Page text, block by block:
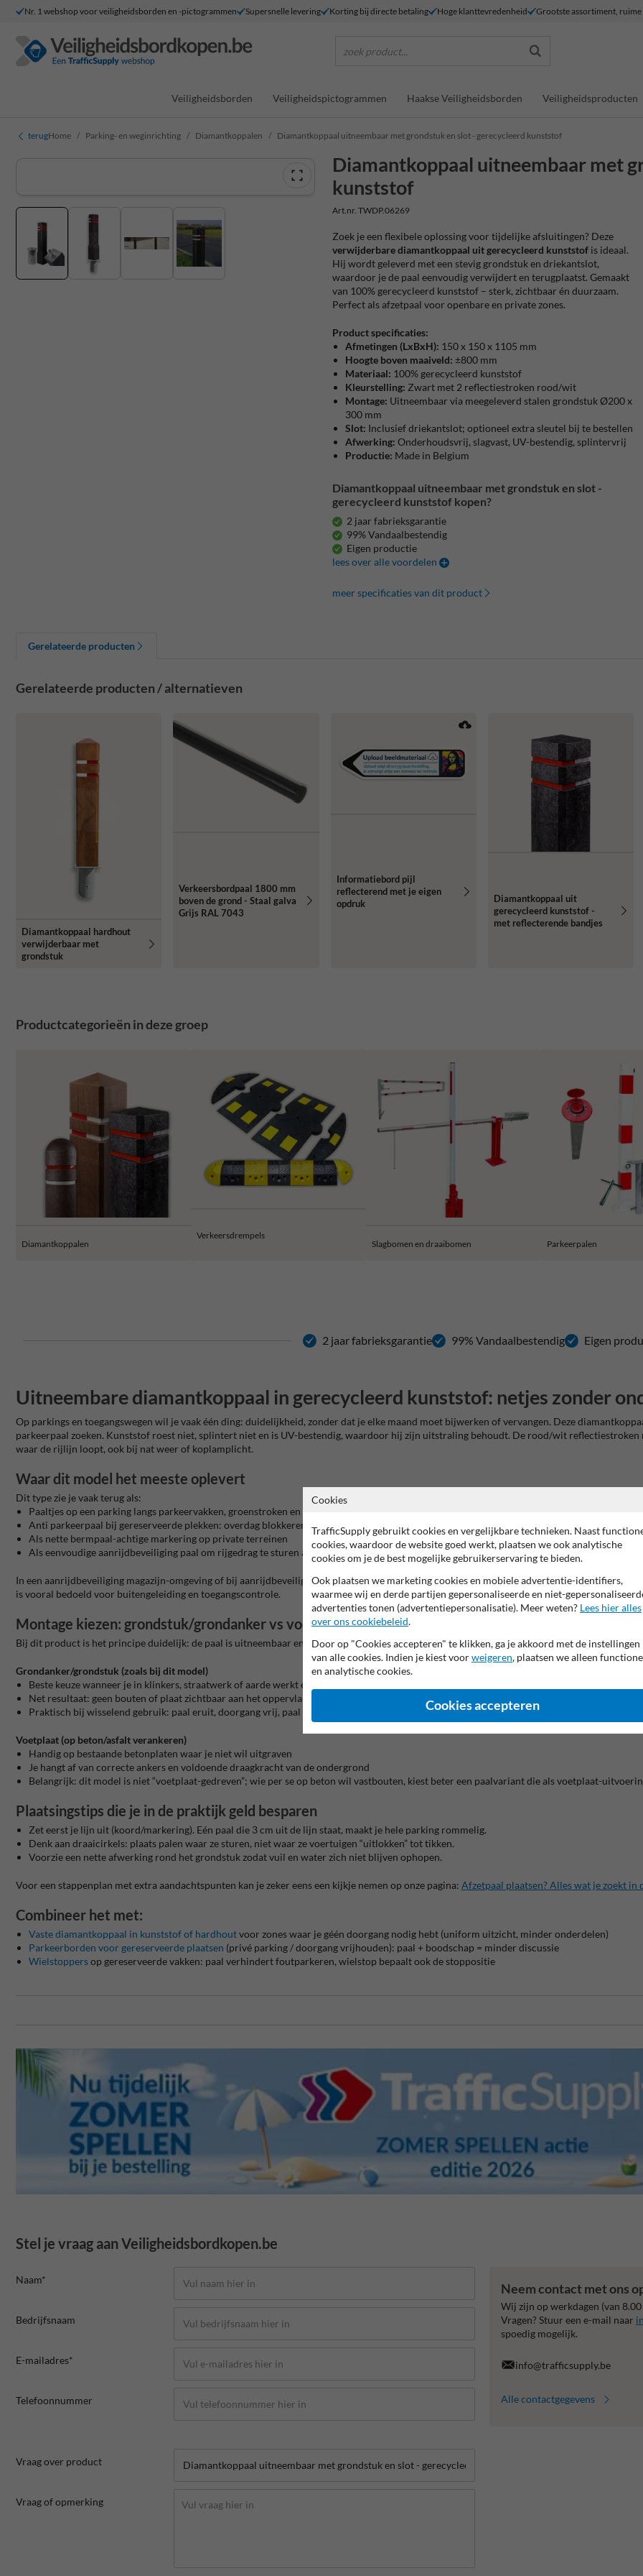
Nr. 1 webshop voor veiligheidsborden en -pictogrammen Supersnelle levering Korting bij directe betaling Hoge klanttevredenheid Grootste assortiment,
zoek product...
Veiligheidsborden Veiligheidspictogrammen Haakse Veiligheidsborden Veiligheidsproducten
terugHome Parking- en weginrichting Diamantkoppalen Diamantkoppaal uitneembaar met grondstuk en slot - gerecycleerd kunststof
Diamantkoppaal uitneembaar met
kunststof
Art.nr. TWDP.06269
Zoek je een flexibele oplossing voor tijdelijke afsluitingen? Deze
verwijderbare diamantkoppaal uit gerecycleerd kunststof is ideaal.
Hij wordt geleverd met een stevig grondstuk en driekantslot,
waardoor je de paal eenvoudig verwijdert en terugplaatst. Gemaakt
van 100% gerecycleerd kunststof – sterk, zichtbaar én duurzaam.
Perfect als afzetpaal voor openbare en private zones.
Product specificaties:
Afmetingen (LxBxH): 150 x 150 x 1105 mm
Hoogte boven maaiveld: ±800 mm
Materiaal: 100% gerecycleerd kunststof
Kleurstelling: Zwart met 2 reflectiestroken rood/wit
Montage: Uitneembaar via meegeleverd stalen grondstuk Ø200 x
300 mm
Slot: Inclusief driekantslot; optioneel extra sleutel bij te bestellen
Afwerking: Onderhoudsvrij, slagvast, UV-bestendig, splintervrij
Productie: Made in Belgium
Diamantkoppaal uitneembaar met grondstuk en slot -
gerecycleerd kunststof kopen?
2 jaar fabrieksgarantie
99% Vandaalbestendig
Eigen productie
lees over alle voordelen
meer specificaties van dit product
Gerelateerde producten
Gerelateerde producten / alternatieven
Diamantkoppaal hardhout
verwijderbaar met
grondstuk
Verkeersbordpaal 1800 mm
boven de grond - Staal galva
Grijs RAL 7043
Informatiebord pijl
reflecterend met je eigen
opdruk
Diamantkoppaal uit
gerecycleerd kunststof -
met reflecterende bandjes
Productcategorieën in deze groep
Diamantkoppalen
Verkeersdrempels
Slagbomen en draaibomen Parkeerpalen
2 jaar fabrieksgarantie 99% Vandaalbestendig Eigen
Uitneembare diamantkoppaal in gerecycleerd kunststof: netjes zonder
Op parkings en toegangswegen wil je vaak één ding: duidelijkheid, zonder dat je elke maand moet bijwerken of vervangen. Deze
parkeerpaal zoeken. Kunststof roest niet, splintert niet en is UV-bestendig, waardoor hij zijn uitstraling behoudt. De rood/wit
waar de rijlijn loopt, ook bij nat weer of koplamplicht.
Waar dit model het meeste oplevert
Dit type zie je vaak terug als:
Paaltjes op een parking langs parkeervakken, groenstroken en voetpaden
Anti parkeerpaal bij gereserveerde plekken: overdag blokkeren, bij nood of levering snel wegnemen
Als nette bermpaal-achtige markering op private terreinen
Als eenvoudige aanrijdbeveiliging paal om rijgedrag te sturen aan bochten en doorgangen (niet voor zware impact)
In een aanrijdbeveiliging magazijn-omgeving of bij aanrijdbeveiliging palletstelling is de insteek anders: daar gaat het om echte
is vooral bedoeld voor buitengeleiding en toegangscontrole.
Montage kiezen: grondstuk/grondanker vs voetplaat
Bij dit product is het principe duidelijk: de paal is uitneembaar en werkt met een stalen grondstuk Ø200×300 mm dat je vast in de ondergrond
Grondanker/grondstuk (zoals bij dit model)
Beste keuze wanneer je in klinkers, straatwerk of aarde werkt en stabiliteit uit de ondergrond wil halen
Net resultaat: geen bouten of plaat zichtbaar aan het oppervlak
Praktisch bij wisselend gebruik: paal eruit, doorgang vrij, paal terug vast
Voetplaat (op beton/asfalt verankeren)
Handig op bestaande betonplaten waar je niet wil uitgraven
Je hangt af van correcte ankers en voldoende draagkracht van de ondergrond
Belangrijk: dit model is niet “voetplaat-gedreven”; wie per se op beton wil vastbouten, kiest beter een paalvariant die als voetplaat-
Plaatsingstips die je in de praktijk geld besparen
Zet eerst je lijn uit (koord/markering). Eén paal die 3 cm uit de lijn staat, maakt je hele parking rommelig.
Denk aan draaicirkels: plaats palen waar ze sturen, niet waar ze voertuigen “uitlokken” tot tikken.
Voorzie een nette afwerking rond het grondstuk zodat vuil en water zich niet blijven ophopen.
Voor een stappenplan met extra aandachtspunten kan je zeker eens een kijkje nemen op onze pagina: Afzetpaal plaatsen? Alles wat je zoekt in
Combineer het met:
Vaste diamantkoppaal in kunststof of hardhoutvoor zones waar je géén doorgang nodig hebt (uniform uitzicht, minder onderdelen)
Parkeerborden voor gereserveerde plaatsen (privé parking / doorgang vrijhouden): paal + boodschap = minder discussie
Wielstoppersop gereserveerde vakken: paal verhindert foutparkeren, wielstop bepaalt ook de stoppositie
Stel je vraag aan Veiligheidsbordkopen.be
Naam*
Bedrijfsnaam
E-mailadres*
Telefoonnummer
Vraag over product
Vraag of opmerking
Neem contact met ons
Wij zijn op werkdagen (van
Vragen? Stuur een e-mail naar
spoedig mogelijk.
info@trafficsupply.be
Alle contactgegevens
Cookies
TrafficSupply gebruikt cookies en vergelijkbare technieken. Naast
cookies, waardoor de website goed werkt, plaatsen we ook analytische
cookies om je de best mogelijke gebruikerservaring te bieden.
Ook plaatsen we marketing cookies en mobiele advertentie-identifiers,
waarmee wij en derde partijen gepersonaliseerde en niet-
advertenties tonen (advertentiepersonalisatie). Meer weten? Lees hier alles
over ons cookiebeleid.
Door op "Cookies accepteren" te klikken, ga je akkoord met de instellingen
van alle cookies. Indien je kiest voorweigeren, plaatsen we alleen
en analytische cookies.
Cookies accepteren